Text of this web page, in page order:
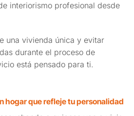
interiorismo profesional desde
una vivienda única y evitar
durante el proceso de
está pensado para ti.
hogar que refleje tu personalidad